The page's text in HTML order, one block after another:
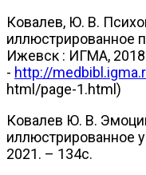
Ковалев, Ю. В.
иллюстрированное
Ижевск : ИГМА,
- http://
html/page-1.html)
Ковалев Ю. В.
иллюстрированное
2021. – 134с.